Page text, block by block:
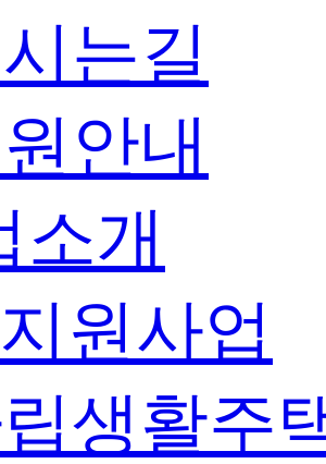
는길
안내
소개
원사업
생활주